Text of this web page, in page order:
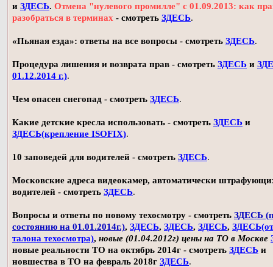
и ЗДЕСЬ. Отмена "нулевого промилле" с 01.09.2013: как
разобраться в терминах - смотреть ЗДЕСЬ.
«Пьяная езда»: ответы на все вопросы - смотреть ЗДЕСЬ.
Процедура лишения и возврата прав - смотреть ЗДЕСЬ и
01.12.2014 г.).
Чем опасен снегопад - смотреть ЗДЕСЬ.
Какие детские кресла использовать - смотреть ЗДЕСЬ и
ЗДЕСЬ(крепление ISOFIX).
10 заповедей для водителей - смотреть ЗДЕСЬ.
Московские адреса видеокамер, автоматически
водителей - смотреть ЗДЕСЬ.
Вопросы и ответы по новому техосмотру - смотреть ЗДЕСЬ
состоянию на 01.01.2014г.), ЗДЕСЬ, ЗДЕСЬ, ЗДЕСЬ,
талона техосмотра), новые (01.04.2012г) цены на ТО в Москве
новые реальности ТО на октябрь 2014г - смотреть ЗДЕСЬ и
новшества в ТО на февраль 2018г ЗДЕСЬ.